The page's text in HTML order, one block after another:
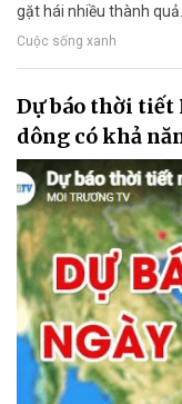
gặt hái nhiều thành quả.
Cuộc sống xanh
Dự báo thời tiết
dông có khả